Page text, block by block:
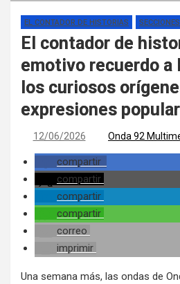
EL CONTADOR DE HISTORIAS SECCIONES
El contador de
emotivo recuerdo a
los curiosos
expresiones
12/06/2026 Onda 92
compartir
compartir
compartir
compartir
correo
imprimir
Una semana más, las ondas de